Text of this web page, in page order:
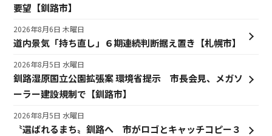
要望【釧路市】
道内景気「持ち直し」６期連続判断据え置き【札幌市】
2026年8月6日 木曜日
釧路湿原国立公園拡張案 環境省提示 市長会見、メガソ
ーラー建設規制で【釧路市】
2026年8月5日 水曜日
〝選ばれるまち〟釧路へ 市がロゴとキャッチコピー３
2026年8月5日 水曜日